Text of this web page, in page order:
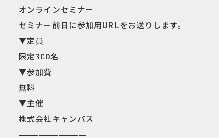
オンラインセミナー
セミナー前日に参加用URLをお送りします。
▼定員
限定300名
▼参加費
無料
▼主催
株式会社キャンバス
——————————